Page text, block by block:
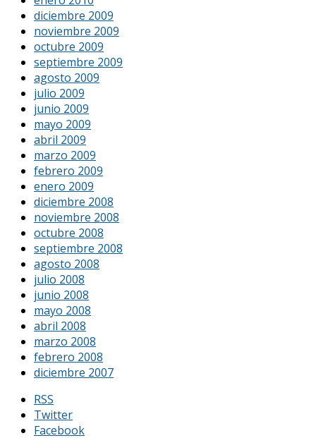
diciembre 2009
noviembre 2009
octubre 2009
septiembre 2009
agosto 2009
julio 2009
junio 2009
mayo 2009
abril 2009
marzo 2009
febrero 2009
enero 2009
diciembre 2008
noviembre 2008
octubre 2008
septiembre 2008
agosto 2008
julio 2008
junio 2008
mayo 2008
abril 2008
marzo 2008
febrero 2008
diciembre 2007
RSS
Twitter
Facebook